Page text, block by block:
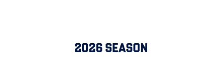
2026 SEASON